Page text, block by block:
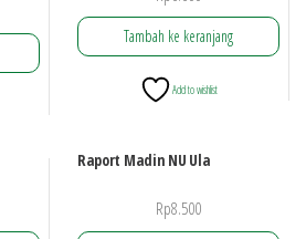
Tambah ke keranjang
Add to wishlist
Raport Madin NU Ula
Rp8.500